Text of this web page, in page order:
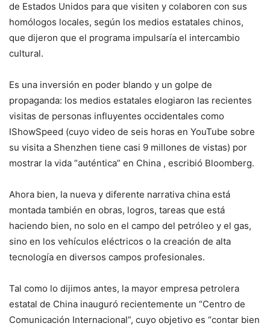
de Estados Unidos para que visiten y colaboren con sus
homólogos locales, según los medios estatales chinos,
que dijeron que el programa impulsaría el intercambio
cultural.
Es una inversión en poder blando y un golpe de
propaganda: los medios estatales elogiaron las recientes
visitas de personas influyentes occidentales como
IShowSpeed (cuyo video de seis horas en YouTube sobre
su visita a Shenzhen tiene casi 9 millones de vistas) por
mostrar la vida “auténtica” en China , escribió Bloomberg.
Ahora bien, la nueva y diferente narrativa china está
montada también en obras, logros, tareas que está
haciendo bien, no solo en el campo del petróleo y el gas,
sino en los vehículos eléctricos o la creación de alta
tecnología en diversos campos profesionales.
Tal como lo dijimos antes, la mayor empresa petrolera
estatal de China inauguró recientemente un “Centro de
Comunicación Internacional”, cuyo objetivo es “contar bien